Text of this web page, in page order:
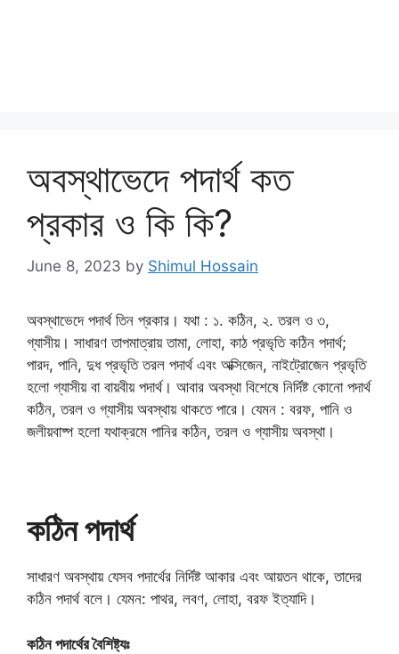
অবস্থাভেদে পদার্থ কত
প্রকার ও কি কি?
June 8, 2023 by Shimul Hossain
অবস্থাভেদে পদার্থ তিন প্রকার। যথা : ১. কঠিন, ২. তরল ও ৩,
গ্যাসীয়। সাধারণ তাপমাত্রায় তামা, লোহা, কাঠ প্রভৃতি কঠিন পদার্থ;
পারদ, পানি, দুধ প্রভৃতি তরল পদার্থ এবং অক্সিজেন, নাইট্রোজেন প্রভৃতি
হলো গ্যাসীয় বা বায়বীয় পদার্থ। আবার অবস্থা বিশেষে নির্দিষ্ট কোনো পদার্থ
কঠিন, তরল ও গ্যাসীয় অবস্থায় থাকতে পারে। যেমন : বরফ, পানি ও
জলীয়বাষ্প হলো যথাক্রমে পানির কঠিন, তরল ও গ্যাসীয় অবস্থা।
কঠিন পদার্থ
সাধারণ অবস্থায় যেসব পদার্থের নির্দিষ্ট আকার এবং আয়তন থাকে, তাদের
কঠিন পদার্থ বলে। যেমন: পাথর, লবণ, লোহা, বরফ ইত্যাদি।
কঠিন পদার্থের বৈশিষ্ট্যঃ